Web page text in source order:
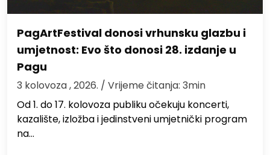
PagArtFestival donosi vrhunsku glazbu i
umjetnost: Evo što donosi 28. izdanje u
Pagu
3 kolovoza , 2026. / Vrijeme čitanja: 3min
Od 1. do 17. kolovoza publiku očekuju koncerti,
kazalište, izložba i jedinstveni umjetnički program
na…